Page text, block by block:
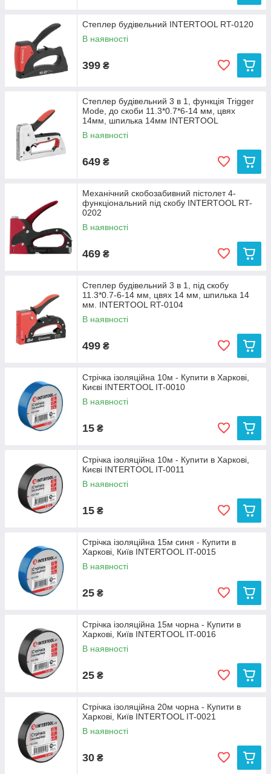
Степлер будівельний INTERTOOL RT-0120
В наявності
399 ₴
Степлер будiвельний 3 в 1, функцiя Trigger
Mode, до скоби 11.3*0.7*6-14 мм, цвях
14мм, шпилька 14мм INTERTOOL
В наявності
649 ₴
Механічний скобозабивний пістолет 4-
функціональний під скобу INTERTOOL RT-
0202
В наявності
469 ₴
Степлер будівельний 3 в 1, під скобу
11.3*0.7-6-14 мм, цвях 14 мм, шпилька 14
мм. INTERTOOL RT-0104
В наявності
499 ₴
Стрічка ізоляційна 10м - Купити в Харкові,
Києві INTERTOOL IT-0010
В наявності
15 ₴
Стрічка ізоляційна 10м - Купити в Харкові,
Києві INTERTOOL IT-0011
В наявності
15 ₴
Стрічка ізоляційна 15м синя - Купити в
Харкові, Київ INTERTOOL IT-0015
В наявності
25 ₴
Стрічка ізоляційна 15м чорна - Купити в
Харкові, Київ INTERTOOL IT-0016
В наявності
25 ₴
Стрічка ізоляційна 20м чорна - Купити в
Харкові, Київ INTERTOOL IT-0021
В наявності
30 ₴